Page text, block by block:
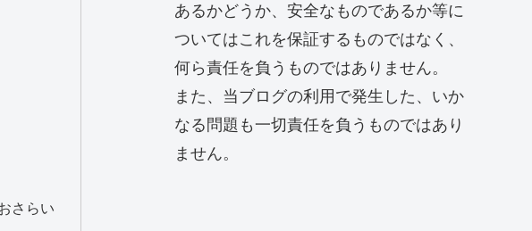
さらい
あるかどうか、安全なものであるか等に
ついてはこれを保証するものではなく、
何ら責任を負うものではありません。
また、当ブログの利用で発生した、いか
なる問題も一切責任を負うものではあり
ません。